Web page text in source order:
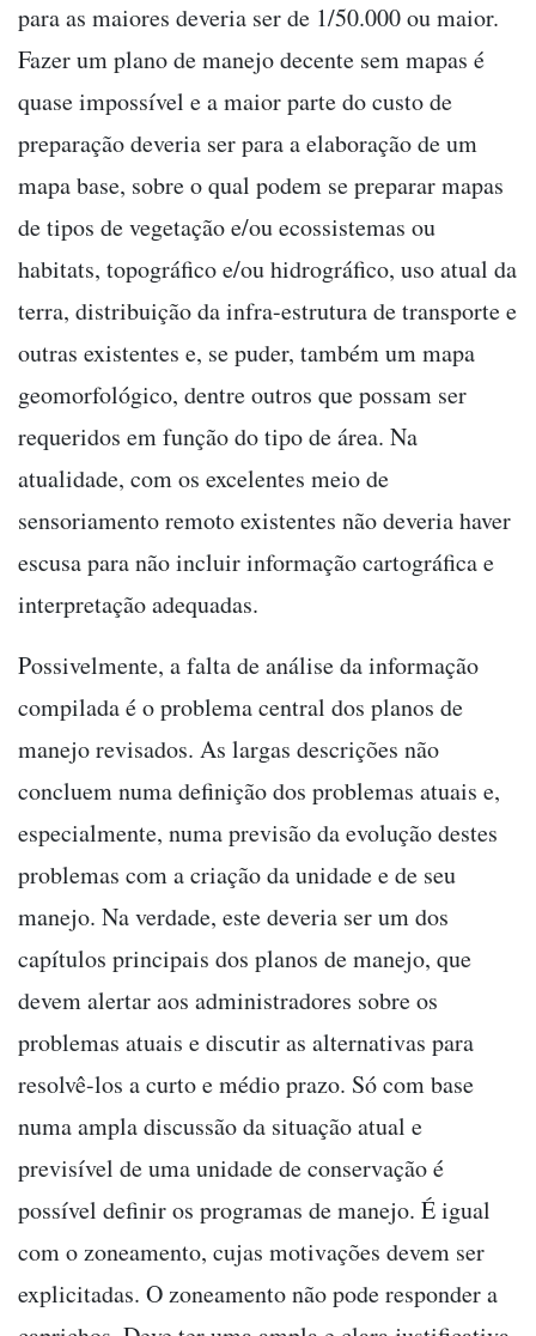
para as maiores deveria ser de 1/50.000 ou maior.
Fazer um plano de manejo decente sem mapas é
quase impossível e a maior parte do custo de
preparação deveria ser para a elaboração de um
mapa base, sobre o qual podem se preparar mapas
de tipos de vegetação e/ou ecossistemas ou
habitats, topográfico e/ou hidrográfico, uso atual da
terra, distribuição da infra-estrutura de transporte e
outras existentes e, se puder, também um mapa
geomorfológico, dentre outros que possam ser
requeridos em função do tipo de área. Na
atualidade, com os excelentes meio de
sensoriamento remoto existentes não deveria haver
escusa para não incluir informação cartográfica e
interpretação adequadas.
Possivelmente, a falta de análise da informação
compilada é o problema central dos planos de
manejo revisados. As largas descrições não
concluem numa definição dos problemas atuais e,
especialmente, numa previsão da evolução destes
problemas com a criação da unidade e de seu
manejo. Na verdade, este deveria ser um dos
capítulos principais dos planos de manejo, que
devem alertar aos administradores sobre os
problemas atuais e discutir as alternativas para
resolvê-los a curto e médio prazo. Só com base
numa ampla discussão da situação atual e
previsível de uma unidade de conservação é
possível definir os programas de manejo. É igual
com o zoneamento, cujas motivações devem ser
explicitadas. O zoneamento não pode responder a